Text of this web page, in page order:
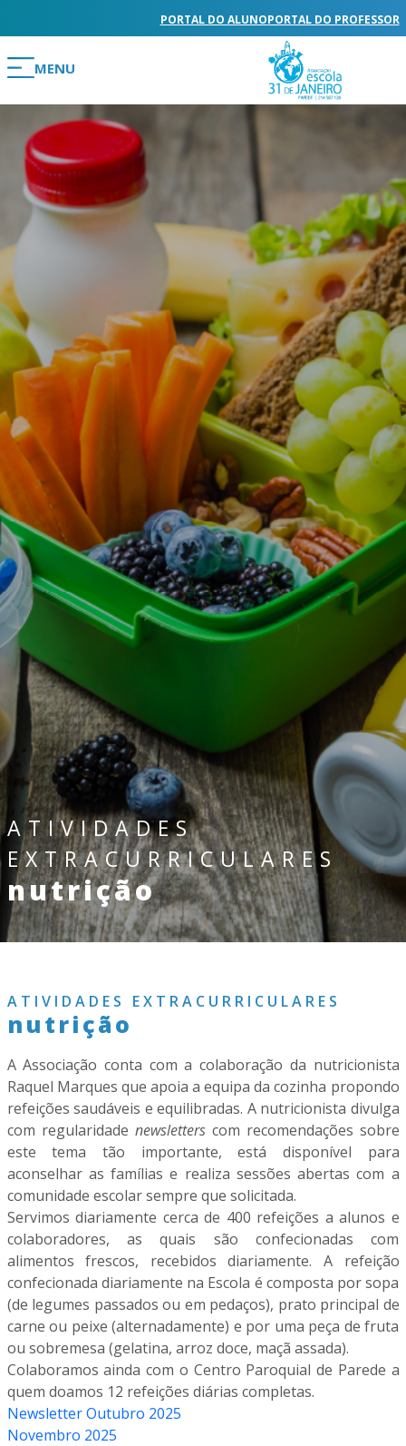
PORTAL DO ALUNOPORTAL DO PROFESSOR
MENU
ATIVIDADES
EXTRACURRICULARES
nutrição
ATIVIDADES EXTRACURRICULARES
nutrição
A Associação conta com a colaboração da nutricionista
Raquel Marques que apoia a equipa da cozinha propondo
refeições saudáveis e equilibradas. A nutricionista divulga
com regularidade newsletterscom recomendações sobre
este tema tão importante, está disponível para
aconselhar as famílias e realiza sessões abertas com a
comunidade escolar sempre que solicitada.
Servimos diariamente cerca de 400 refeições a alunos e
colaboradores, as quais são confecionadas com
alimentos frescos, recebidos diariamente. A refeição
confecionada diariamente na Escola é composta por sopa
(de legumes passados ou em pedaços), prato principal de
carne ou peixe (alternadamente) e por uma peça de fruta
ou sobremesa (gelatina, arroz doce, maçã assada).
Colaboramos ainda com o Centro Paroquial de Parede a
quem doamos 12 refeições diárias completas.
Newsletter Outubro 2025
Novembro 2025